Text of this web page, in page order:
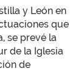
y León en
que
se prevé la
de la Iglesia
de